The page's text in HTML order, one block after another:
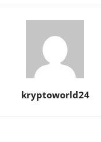
kryptoworld24